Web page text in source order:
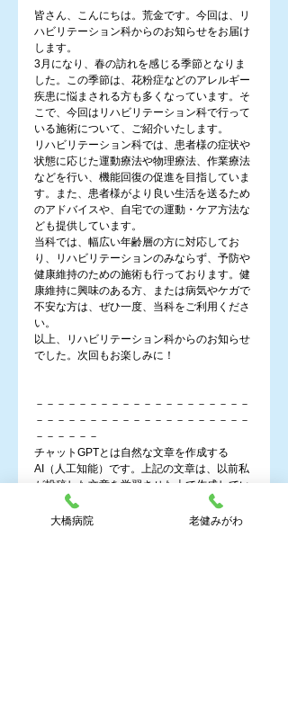
皆さん、こんにちは。荒金です。今回は、リ
ハビリテーション科からのお知らせをお届け
します。
3月になり、春の訪れを感じる季節となりま
した。この季節は、花粉症などのアレルギー
疾患に悩まされる方も多くなっています。そ
こで、今回はリハビリテーション科で行って
いる施術について、ご紹介いたします。
リハビリテーション科では、患者様の症状や
状態に応じた運動療法や物理療法、作業療法
などを行い、機能回復の促進を目指していま
す。また、患者様がより良い生活を送るため
のアドバイスや、自宅での運動・ケア方法な
ども提供しています。
当科では、幅広い年齢層の方に対応してお
り、リハビリテーションのみならず、予防や
健康維持のための施術も行っております。健
康維持に興味のある方、または病気やケガで
不安な方は、ぜひ一度、当科をご利用くださ
い。
以上、リハビリテーション科からのお知らせ
でした。次回もお楽しみに！
－－－－－－－－－－－－－－－－－－－－
－－－－－－－－－－－－－－－－－－－－
－－－－－－
チャットGPTとは自然な文章を作成する
AI（人工知能）です。上記の文章は、以前私
が投稿した文章を学習させた上で作成してい
ます。内容に多少の誤りや文章の流れに違和
感を感じますが、現在のAI（人工知能）はこ
大橋病院 老健みがわ